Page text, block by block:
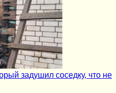
задушил соседку, что не